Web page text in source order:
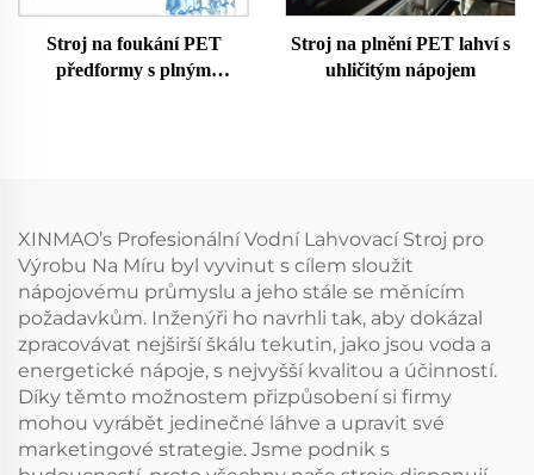
Stroj na foukání PET
předformy s plným
Stroj na plnění PET lahví s
uhličitým nápojem
XINMAO’s Profesionální Vodní Lahvovací Stroj pro
Výrobu Na Míru byl vyvinut s cílem sloužit
nápojovému průmyslu a jeho stále se měnícím
požadavkům. Inženýři ho navrhli tak, aby dokázal
zpracovávat nejširší škálu tekutin, jako jsou voda a
energetické nápoje, s nejvyšší kvalitou a účinností.
Díky těmto možnostem přizpůsobení si firmy
mohou vyrábět jedinečné láhve a upravit své
marketingové strategie. Jsme podnik s